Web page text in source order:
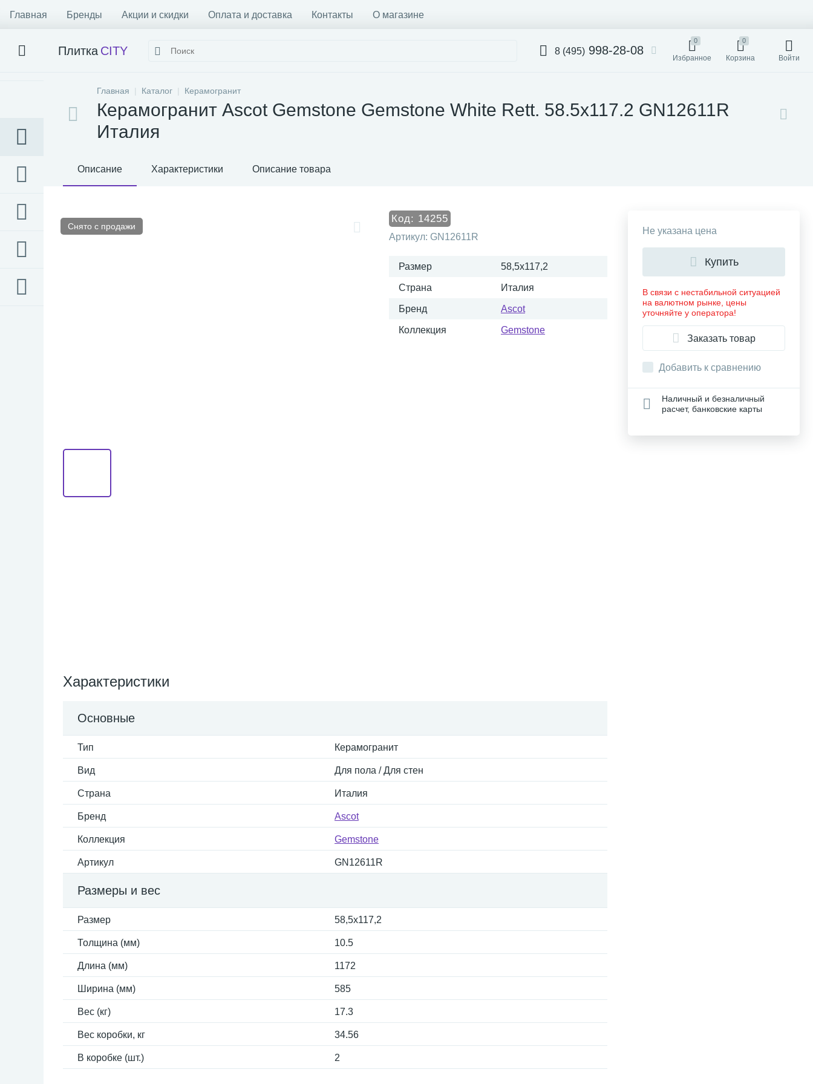
Главная Бренды Акции и скидки Оплата и доставка Контакты О магазине
Плитка CITY 8 (495) 998-28-08
0
Избранное
0
Корзина Войти
Главная Каталог Керамогранит
Керамогранит Ascot Gemstone Gemstone White Rett. 58.5x117.2 GN12611R
Италия
Описание Характеристики Описание товара
Снято с продажи
Код: 14255
Артикул: GN12611R
Размер 58,5x117,2
Страна Италия
Бренд Ascot
Коллекция Gemstone
Характеристики
Основные
Тип Керамогранит
Вид Для пола / Для стен
Страна Италия
Бренд Ascot
Коллекция Gemstone
Артикул GN12611R
Размеры и вес
Размер 58,5x117,2
Толщина (мм) 10.5
Длина (мм) 1172
Ширина (мм) 585
Вес (кг) 17.3
Вес коробки, кг 34.56
В коробке (шт.) 2
Не указана цена
Купить
В связи с нестабильной ситуацией
на валютном рынке, цены
уточняйте у оператора!
Заказать товар
Добавить к сравнению
Наличный и безналичный
расчет, банковские карты